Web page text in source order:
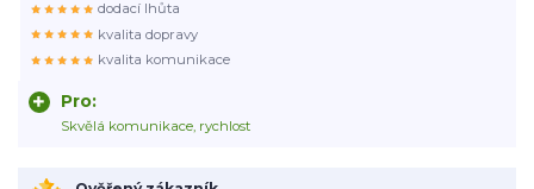
Pro:
Skvělá komunikace, rychlost
dodací lhůta
kvalita dopravy
kvalita komunikace